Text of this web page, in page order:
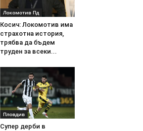
Локомотив Пд
Косич: Локомотив има
страхотна история,
трябва да бъдем
труден за всеки...
Пловдив
Супер дерби в